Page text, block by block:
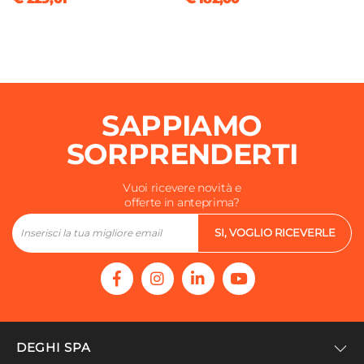
Numero Ante
Fibra di legno
Colore Ante/cassetti
Bianco
Colore Struttura
Finitura
Lucida
Caratteristiche
Con ripiano|Con portascope
SAPPIAMO
SORPRENDERTI
Vuoi ricevere novità e
offerte in anteprima?
SI, VOGLIO RICEVERLE
DEGHI SPA